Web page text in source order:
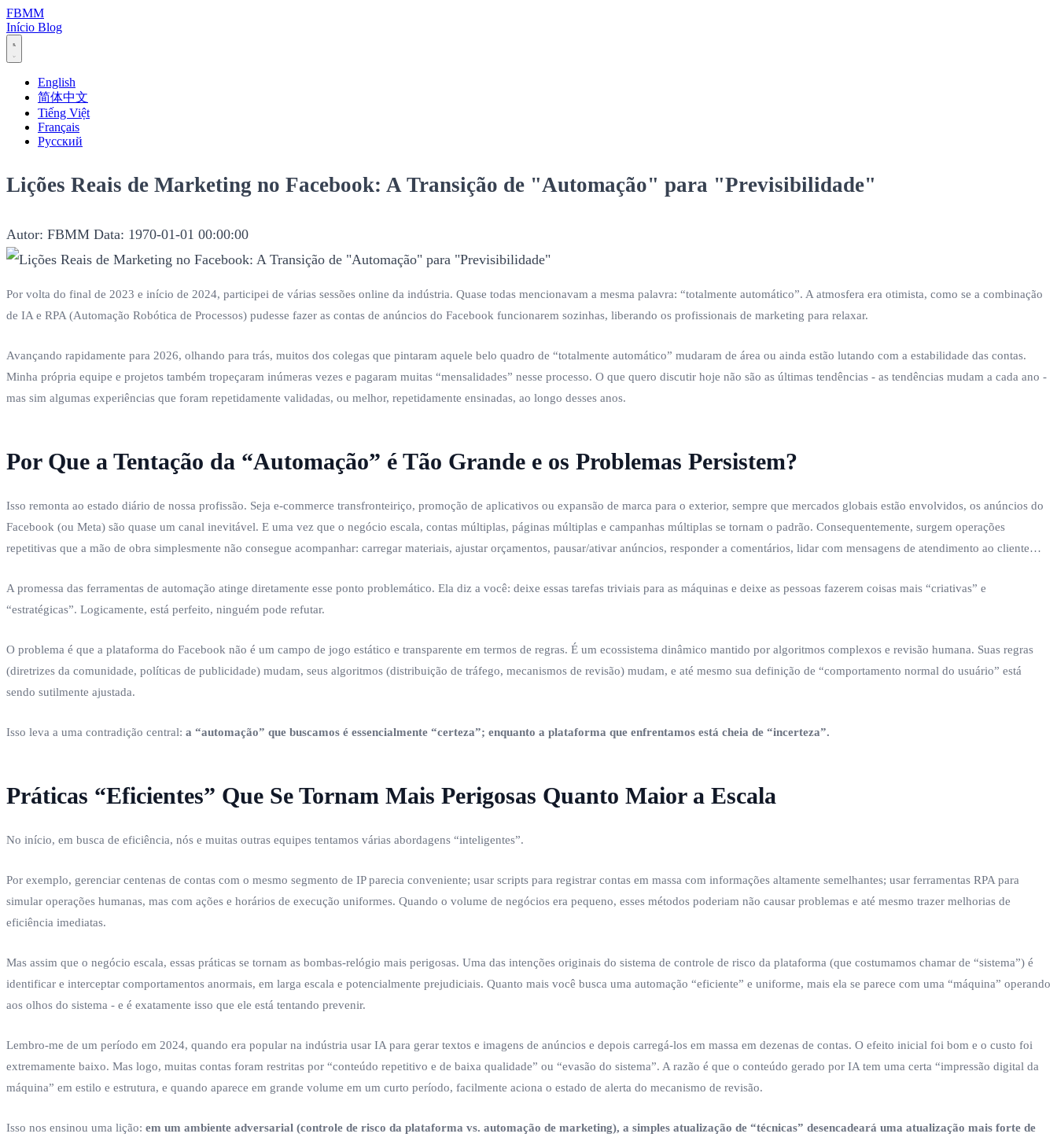
FBMM
Início Blog
English
简体中文
Tiếng Việt
Français
Русский
Lições Reais de Marketing no Facebook: A Transição de "Automação" para "Previsibilidade"
Autor: FBMM Data: 1970-01-01 00:00:00
Por volta do final de 2023 e início de 2024, participei de várias sessões online da indústria. Quase todas mencionavam a mesma palavra: “totalmente automático”. A atmosfera era otimista, como se a combinação
de IA e RPA (Automação Robótica de Processos) pudesse fazer as contas de anúncios do Facebook funcionarem sozinhas, liberando os profissionais de marketing para relaxar.
Avançando rapidamente para 2026, olhando para trás, muitos dos colegas que pintaram aquele belo quadro de “totalmente automático” mudaram de área ou ainda estão lutando com a estabilidade das contas.
Minha própria equipe e projetos também tropeçaram inúmeras vezes e pagaram muitas “mensalidades” nesse processo. O que quero discutir hoje não são as últimas tendências - as tendências mudam a cada ano -
mas sim algumas experiências que foram repetidamente validadas, ou melhor, repetidamente ensinadas, ao longo desses anos.
Por Que a Tentação da “Automação” é Tão Grande e os Problemas Persistem?
Isso remonta ao estado diário de nossa profissão. Seja e-commerce transfronteiriço, promoção de aplicativos ou expansão de marca para o exterior, sempre que mercados globais estão envolvidos, os anúncios do
Facebook (ou Meta) são quase um canal inevitável. E uma vez que o negócio escala, contas múltiplas, páginas múltiplas e campanhas múltiplas se tornam o padrão. Consequentemente, surgem operações
repetitivas que a mão de obra simplesmente não consegue acompanhar: carregar materiais, ajustar orçamentos, pausar/ativar anúncios, responder a comentários, lidar com mensagens de atendimento ao cliente…
A promessa das ferramentas de automação atinge diretamente esse ponto problemático. Ela diz a você: deixe essas tarefas triviais para as máquinas e deixe as pessoas fazerem coisas mais “criativas” e
“estratégicas”. Logicamente, está perfeito, ninguém pode refutar.
O problema é que a plataforma do Facebook não é um campo de jogo estático e transparente em termos de regras. É um ecossistema dinâmico mantido por algoritmos complexos e revisão humana. Suas regras
(diretrizes da comunidade, políticas de publicidade) mudam, seus algoritmos (distribuição de tráfego, mecanismos de revisão) mudam, e até mesmo sua definição de “comportamento normal do usuário” está
sendo sutilmente ajustada.
Isso leva a uma contradição central: a “automação” que buscamos é essencialmente “certeza”; enquanto a plataforma que enfrentamos está cheia de “incerteza”.
Práticas “Eficientes” Que Se Tornam Mais Perigosas Quanto Maior a Escala
No início, em busca de eficiência, nós e muitas outras equipes tentamos várias abordagens “inteligentes”.
Por exemplo, gerenciar centenas de contas com o mesmo segmento de IP parecia conveniente; usar scripts para registrar contas em massa com informações altamente semelhantes; usar ferramentas RPA para
simular operações humanas, mas com ações e horários de execução uniformes. Quando o volume de negócios era pequeno, esses métodos poderiam não causar problemas e até mesmo trazer melhorias de
eficiência imediatas.
Mas assim que o negócio escala, essas práticas se tornam as bombas-relógio mais perigosas. Uma das intenções originais do sistema de controle de risco da plataforma (que costumamos chamar de “sistema”) é
identificar e interceptar comportamentos anormais, em larga escala e potencialmente prejudiciais. Quanto mais você busca uma automação “eficiente” e uniforme, mais ela se parece com uma “máquina” operando
aos olhos do sistema - e é exatamente isso que ele está tentando prevenir.
Lembro-me de um período em 2024, quando era popular na indústria usar IA para gerar textos e imagens de anúncios e depois carregá-los em massa em dezenas de contas. O efeito inicial foi bom e o custo foi
extremamente baixo. Mas logo, muitas contas foram restritas por “conteúdo repetitivo e de baixa qualidade” ou “evasão do sistema”. A razão é que o conteúdo gerado por IA tem uma certa “impressão digital da
máquina” em estilo e estrutura, e quando aparece em grande volume em um curto período, facilmente aciona o estado de alerta do mecanismo de revisão.
Isso nos ensinou uma lição: em um ambiente adversarial (controle de risco da plataforma vs. automação de marketing), a simples atualização de “técnicas” desencadeará uma atualização mais forte de